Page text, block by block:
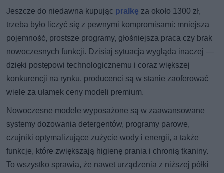
Jeszcze do niedawna kupując pralkę za około 1300 zł,
trzeba było liczyć się z pewnymi kompromisami: mniejsza
pojemność, prostsze programy, głośniejsza praca czy brak
nowoczesnych funkcji. Dzisiaj sytuacja wygląda inaczej —
dzięki postępowi technologicznemu i coraz większej
konkurencji na rynku, producenci są w stanie zaoferować
wiele za ułamek ceny modeli premium.
Nowoczesne modele wyposażone są w zaawansowane
systemy dozowania detergentów, programy parowe,
czujniki optymalizujące zużycie wody i energii, a także
funkcje, które zwiększają higienę prania i chronią tkaniny.
To wszystko sprawia, że nawet urządzenia z niższej półki